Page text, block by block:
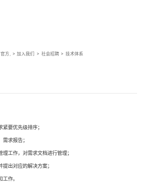
方, > 加入我们 > 社会招聘 > 技术体系
要优先级排序；
求报告；
工作，对需求文档进行管理；
出对应的解决方案；
作。